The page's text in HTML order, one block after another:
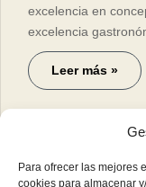
Para ofrecer las mejores
cookies para almacenar
excelencia en
excelencia
Leer más »